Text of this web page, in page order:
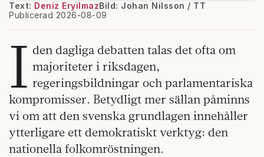
Text: Deniz Eryilmaz
Publicerad 2026-08-09
Bild: Johan Nilsson / TT
I den dagliga debatten talas det ofta om
majoriteter i riksdagen,
regeringsbildningar och parlamentariska
kompromisser. Betydligt mer sällan påminns
vi om att den svenska grundlagen innehåller
ytterligare ett demokratiskt verktyg: den
nationella folkomröstningen.